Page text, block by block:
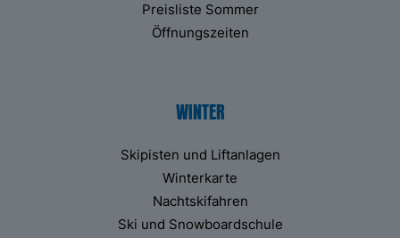
Preisliste Sommer
Öffnungszeiten
WINTER
Skipisten und Liftanlagen
Winterkarte
Nachtskifahren
Ski und Snowboardschule